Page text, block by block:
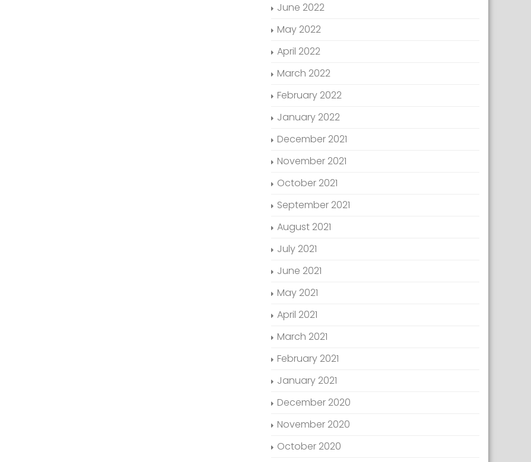
June 2022
May 2022
April 2022
March 2022
February 2022
January 2022
December 2021
November 2021
October 2021
September 2021
August 2021
July 2021
June 2021
May 2021
April 2021
March 2021
February 2021
January 2021
December 2020
November 2020
October 2020